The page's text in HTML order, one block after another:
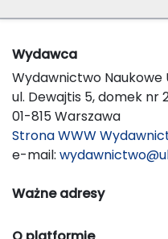
Wydawca
Wydawnictwo Naukowe
ul. Dewajtis 5, domek nr
01-815 Warszawa
Strona WWW
e-mail:
Ważne adresy